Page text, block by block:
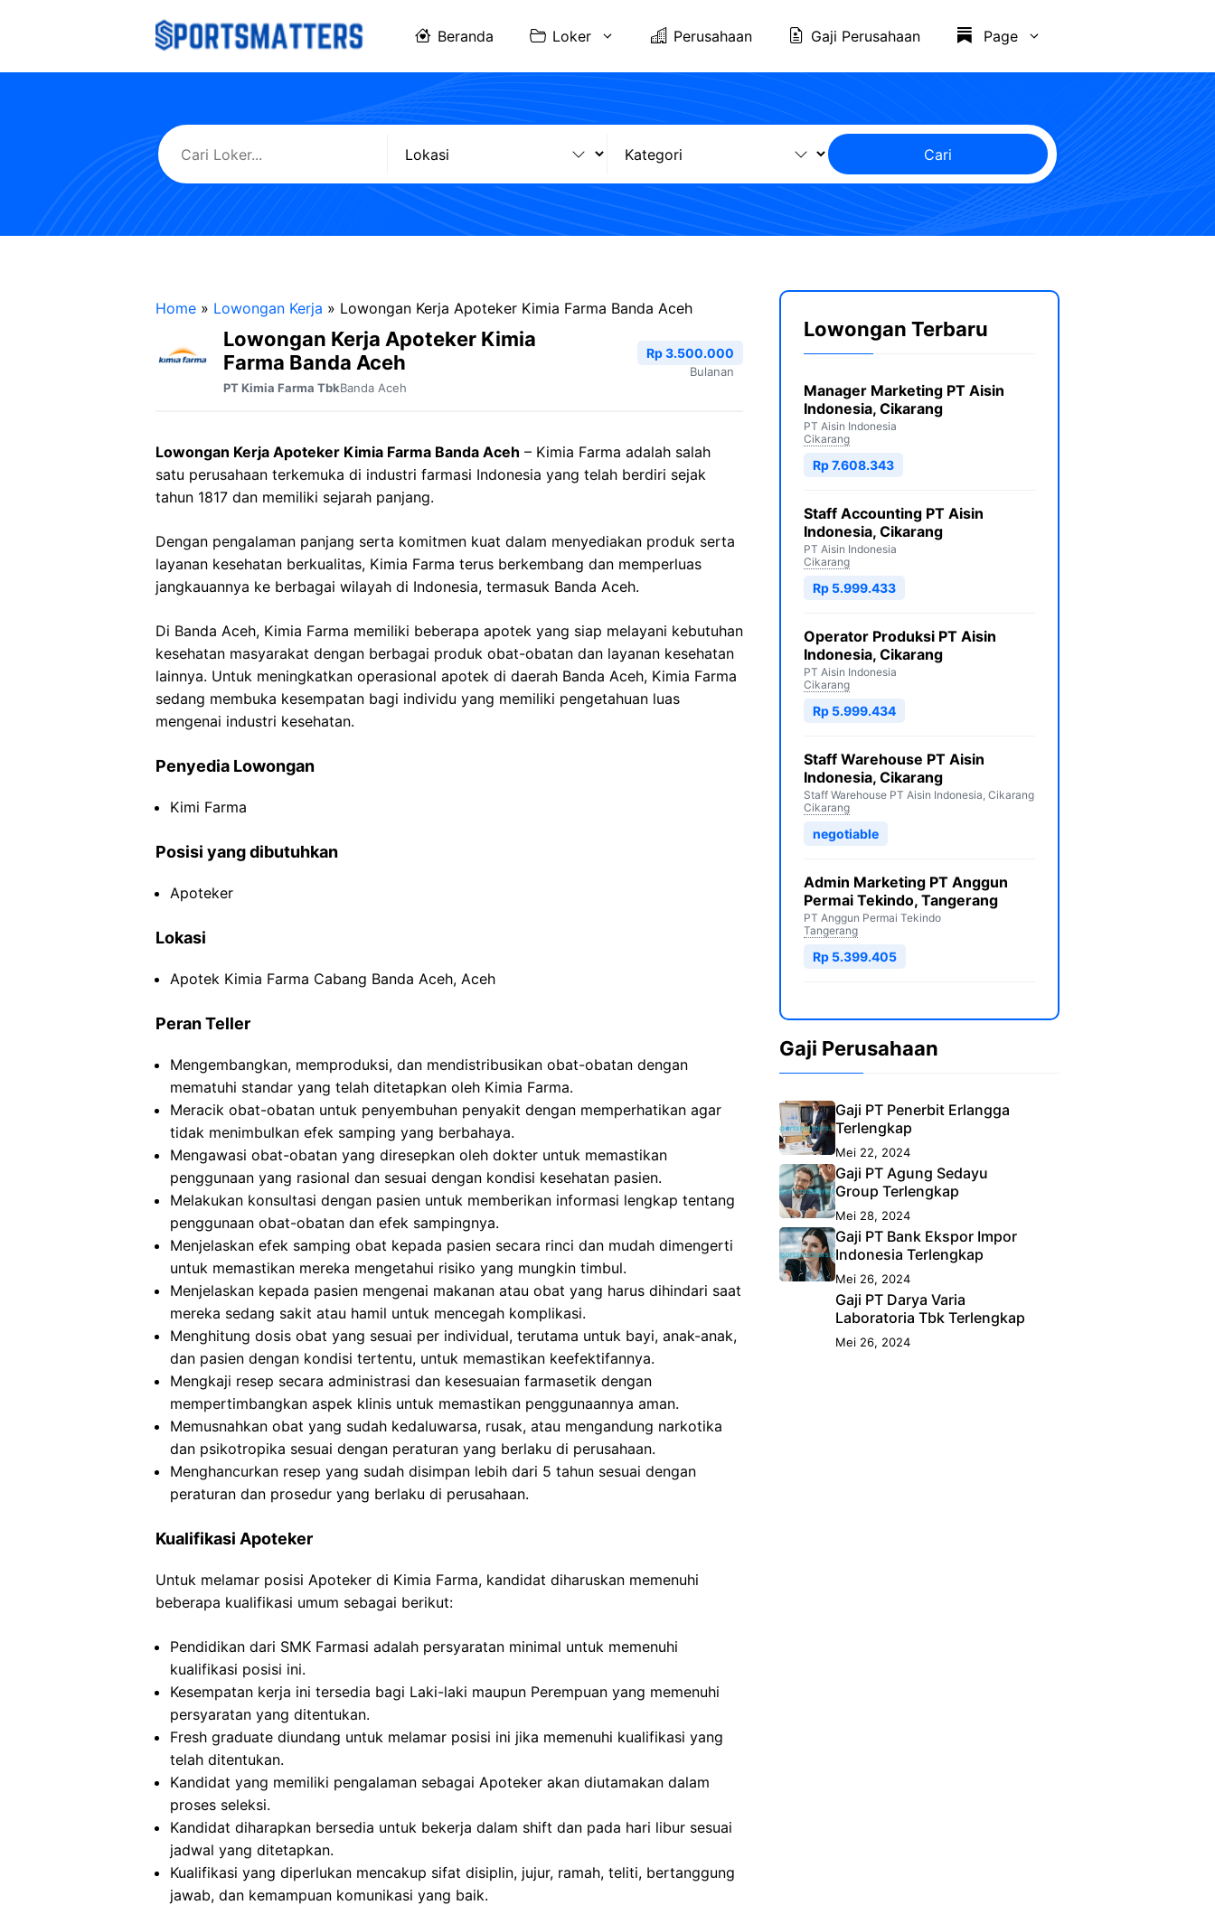
Beranda Loker Perusahaan Gaji Perusahaan Page
Cari
Home » Lowongan Kerja » Lowongan Kerja Apoteker Kimia Farma Banda Aceh
Lowongan Kerja Apoteker Kimia
Farma Banda Aceh
PT Kimia Farma TbkBanda Aceh
Rp 3.500.000
Bulanan
Lowongan Kerja Apoteker Kimia Farma Banda Aceh – Kimia Farma adalah salah
satu perusahaan terkemuka di industri farmasi Indonesia yang telah berdiri sejak
tahun 1817 dan memiliki sejarah panjang.
Dengan pengalaman panjang serta komitmen kuat dalam menyediakan produk serta
layanan kesehatan berkualitas, Kimia Farma terus berkembang dan memperluas
jangkauannya ke berbagai wilayah di Indonesia, termasuk Banda Aceh.
Di Banda Aceh, Kimia Farma memiliki beberapa apotek yang siap melayani kebutuhan
kesehatan masyarakat dengan berbagai produk obat-obatan dan layanan kesehatan
lainnya. Untuk meningkatkan operasional apotek di daerah Banda Aceh, Kimia Farma
sedang membuka kesempatan bagi individu yang memiliki pengetahuan luas
mengenai industri kesehatan.
Penyedia Lowongan
Kimi Farma
Posisi yang dibutuhkan
Apoteker
Lokasi
Apotek Kimia Farma Cabang Banda Aceh, Aceh
Peran Teller
Mengembangkan, memproduksi, dan mendistribusikan obat-obatan dengan
mematuhi standar yang telah ditetapkan oleh Kimia Farma.
Meracik obat-obatan untuk penyembuhan penyakit dengan memperhatikan agar
tidak menimbulkan efek samping yang berbahaya.
Mengawasi obat-obatan yang diresepkan oleh dokter untuk memastikan
penggunaan yang rasional dan sesuai dengan kondisi kesehatan pasien.
Melakukan konsultasi dengan pasien untuk memberikan informasi lengkap tentang
penggunaan obat-obatan dan efek sampingnya.
Menjelaskan efek samping obat kepada pasien secara rinci dan mudah dimengerti
untuk memastikan mereka mengetahui risiko yang mungkin timbul.
Menjelaskan kepada pasien mengenai makanan atau obat yang harus dihindari saat
mereka sedang sakit atau hamil untuk mencegah komplikasi.
Menghitung dosis obat yang sesuai per individual, terutama untuk bayi, anak-anak,
dan pasien dengan kondisi tertentu, untuk memastikan keefektifannya.
Mengkaji resep secara administrasi dan kesesuaian farmasetik dengan
mempertimbangkan aspek klinis untuk memastikan penggunaannya aman.
Memusnahkan obat yang sudah kedaluwarsa, rusak, atau mengandung narkotika
dan psikotropika sesuai dengan peraturan yang berlaku di perusahaan.
Menghancurkan resep yang sudah disimpan lebih dari 5 tahun sesuai dengan
peraturan dan prosedur yang berlaku di perusahaan.
Kualifikasi Apoteker
Untuk melamar posisi Apoteker di Kimia Farma, kandidat diharuskan memenuhi
beberapa kualifikasi umum sebagai berikut:
Pendidikan dari SMK Farmasi adalah persyaratan minimal untuk memenuhi
kualifikasi posisi ini.
Kesempatan kerja ini tersedia bagi Laki-laki maupun Perempuan yang memenuhi
persyaratan yang ditentukan.
Fresh graduate diundang untuk melamar posisi ini jika memenuhi kualifikasi yang
telah ditentukan.
Kandidat yang memiliki pengalaman sebagai Apoteker akan diutamakan dalam
proses seleksi.
Kandidat diharapkan bersedia untuk bekerja dalam shift dan pada hari libur sesuai
jadwal yang ditetapkan.
Kualifikasi yang diperlukan mencakup sifat disiplin, jujur, ramah, teliti, bertanggung
jawab, dan kemampuan komunikasi yang baik.
Lowongan Terbaru
Manager Marketing PT Aisin
Indonesia, Cikarang
PT Aisin Indonesia
Cikarang
Rp 7.608.343
Staff Accounting PT Aisin
Indonesia, Cikarang
PT Aisin Indonesia
Cikarang
Rp 5.999.433
Operator Produksi PT Aisin
Indonesia, Cikarang
PT Aisin Indonesia
Cikarang
Rp 5.999.434
Staff Warehouse PT Aisin
Indonesia, Cikarang
Staff Warehouse PT Aisin Indonesia, Cikarang
Cikarang
negotiable
Admin Marketing PT Anggun
Permai Tekindo, Tangerang
PT Anggun Permai Tekindo
Tangerang
Rp 5.399.405
Gaji Perusahaan
Gaji PT Penerbit Erlangga
Terlengkap
Mei 22, 2024
Gaji PT Agung Sedayu
Group Terlengkap
Mei 28, 2024
Gaji PT Bank Ekspor Impor
Indonesia Terlengkap
Mei 26, 2024
Gaji PT Darya Varia
Laboratoria Tbk Terlengkap
Mei 26, 2024